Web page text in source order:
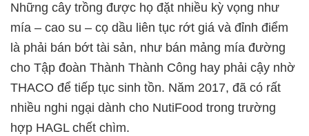
Những cây trồng được họ đặt nhiều kỳ vọng như
mía – cao su – cọ dầu liên tục rớt giá và đỉnh điểm
là phải bán bớt tài sản, như bán mảng mía đường
cho Tập đoàn Thành Thành Công hay phải cậy nhờ
THACO để tiếp tục sinh tồn. Năm 2017, đã có rất
nhiều nghi ngại dành cho NutiFood trong trường
hợp HAGL chết chìm.